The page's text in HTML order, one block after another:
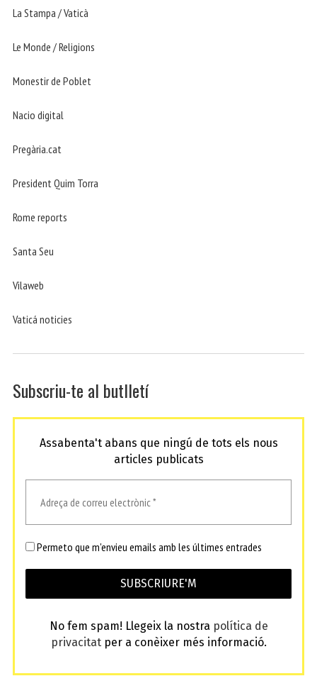
La Stampa / Vaticà
Le Monde / Religions
Monestir de Poblet
Nacio digital
Pregària.cat
President Quim Torra
Rome reports
Santa Seu
Vilaweb
Vaticá noticies
Subscriu-te al butlletí
Assabenta't abans que ningú de tots els nous
articles publicats
Permeto que m'envieu emails amb les últimes entrades
No fem spam! Llegeix la nostra política de
privacitatper a conèixer més informació.